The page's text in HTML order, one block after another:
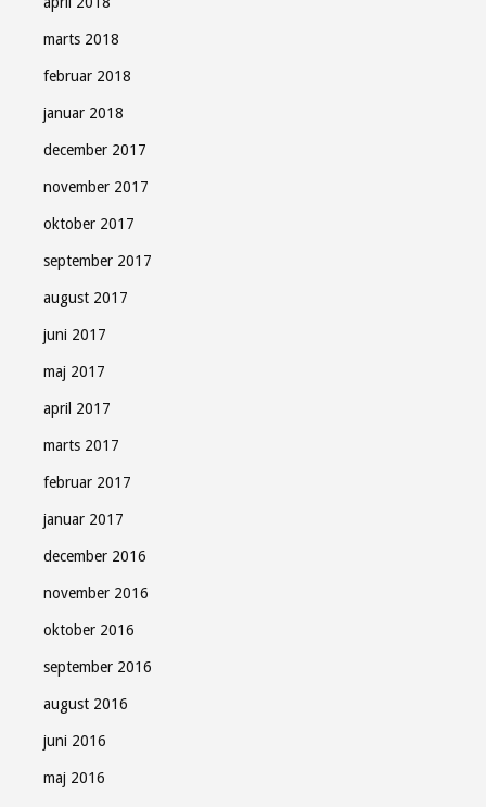
marts 2018
februar 2018
januar 2018
december 2017
november 2017
oktober 2017
september 2017
august 2017
juni 2017
maj 2017
april 2017
marts 2017
februar 2017
januar 2017
december 2016
november 2016
oktober 2016
september 2016
august 2016
juni 2016
maj 2016